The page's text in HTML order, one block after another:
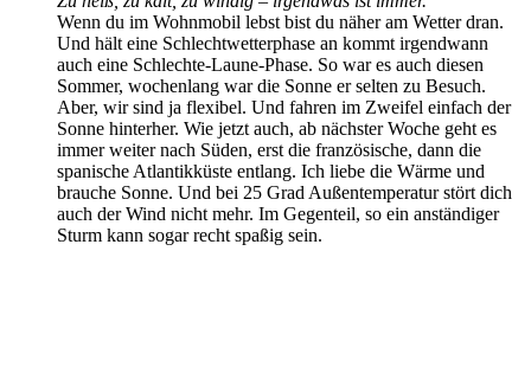
Wenn du im Wohnmobil lebst bist du näher am Wetter dran.
Und hält eine Schlechtwetterphase an kommt irgendwann
auch eine Schlechte-Laune-Phase. So war es auch diesen
Sommer, wochenlang war die Sonne er selten zu Besuch.
Aber, wir sind ja flexibel. Und fahren im Zweifel einfach der
Sonne hinterher. Wie jetzt auch, ab nächster Woche geht es
immer weiter nach Süden, erst die französische, dann die
spanische Atlantikküste entlang. Ich liebe die Wärme und
brauche Sonne. Und bei 25 Grad Außentemperatur stört dich
auch der Wind nicht mehr. Im Gegenteil, so ein anständiger
Sturm kann sogar recht spaßig sein.